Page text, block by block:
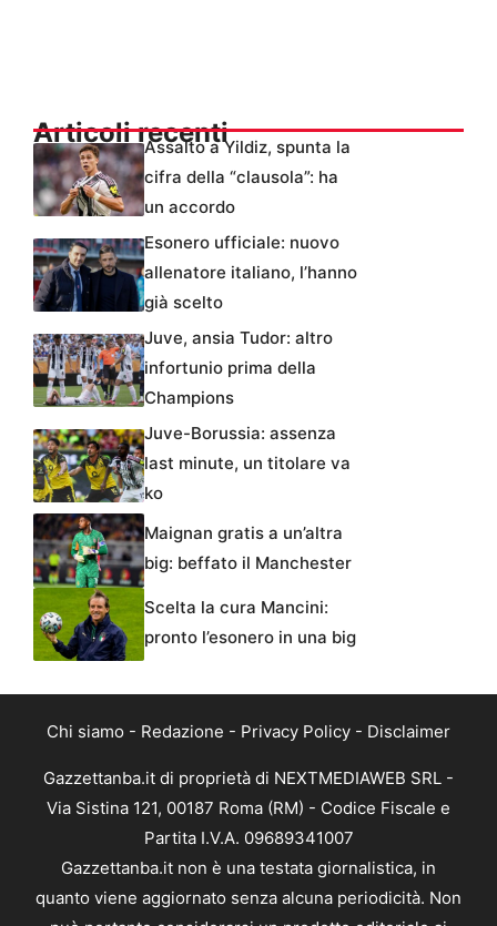
Articoli recentiAssalto a Yildiz, spunta la
cifra della “clausola”: ha
un accordo
Esonero ufficiale: nuovo
allenatore italiano, l’hanno
già scelto
Juve, ansia Tudor: altro
infortunio prima della
Champions
Juve-Borussia: assenza
last minute, un titolare va
ko
Maignan gratis a un’altra
big: beffato il Manchester
Scelta la cura Mancini:
pronto l’esonero in una big
Chi siamo - Redazione - Privacy Policy - Disclaimer
Gazzettanba.it di proprietà di NEXTMEDIAWEB SRL -
Via Sistina 121, 00187 Roma (RM) - Codice Fiscale e
Partita I.V.A. 09689341007
Gazzettanba.it non è una testata giornalistica, in
quanto viene aggiornato senza alcuna periodicità. Non